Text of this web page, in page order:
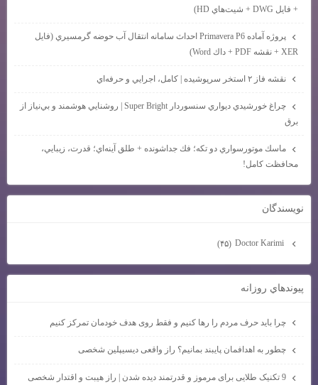
+ فايل DWG + شيت‌هاي HD)
پروژه آماده Primavera P6 احداث سامانه انتقال آب حوضه گرمسيري (فايل
XER + نقشه PDF + داك Word)
نقشه فاز ۲ استخر سرپوشيده | كامل، اجرايي و حرفه‌اي
چراغ خورشيدي ديواري سنسوردار Super Bright | روشنايي هوشمند و بي‌نياز از
برق
ماسك موتورسواري دو تكه؛ فك جداشونده + طلق آينه‌اي؛ قدرت، زيبايي،
محافظت كامل!
نويسندگان
(۴۵)
پيوندهاي روزانه
چرا باید حرف مردم را رها کنیم و فقط روی هدف خودمان تمرکز کنیم
چطور به اهدافمان پایبند بمانیم؟ راز واقعی دیسیپلین شخصی
9 تکنیک طلایی برای مرموز و قدرتمند دیده شدن | راز هیبت و اقتدار شخصی